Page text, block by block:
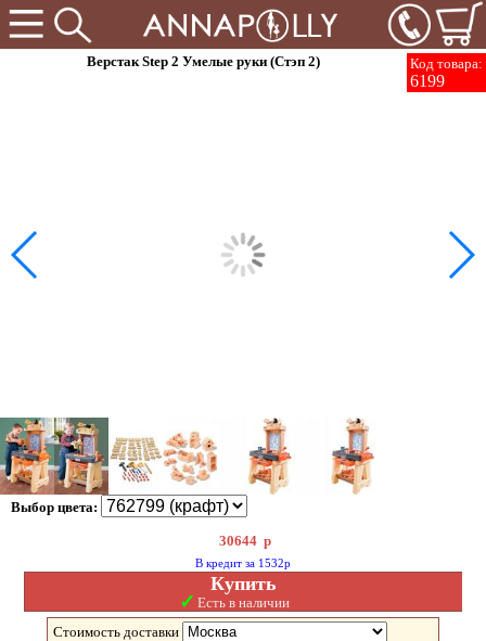
Код товара:
6199
Верстак Step 2 Умелые руки (Стэп 2)
Выбор цвета:
30644 р
В кредит за 1532р
Купить
✓ Есть в наличии
Стоимость доставки